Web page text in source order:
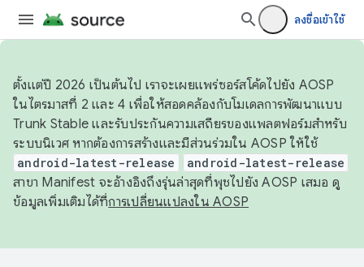
ลงชื่อเข้าใช้
ตั้งแต่ปี 2026 เป็นต้นไป เราจะเผยแพร่ซอร์สโค้ดไปยัง AOSP
ในไตรมาสที่ 2 และ 4 เพื่อให้สอดคล้องกับโมเดลการพัฒนาแบบ
Trunk Stable และรับประกันความเสถียรของแพลตฟอร์มสำหรับ
ระบบนิเวศ หากต้องการสร้างและมีส่วนร่วมใน AOSP ให้ใช้
android-latest-release android-latest-release
สาขา Manifest จะอ้างอิงถึงรุ่นล่าสุดที่พุชไปยัง AOSP เสมอ ดู
ข้อมูลเพิ่มเติมได้ที่การเปลี่ยนแปลงใน AOSP